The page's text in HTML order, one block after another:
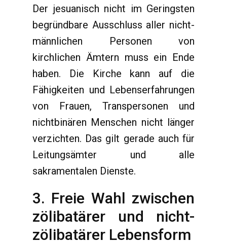
Der jesuanisch nicht im Geringsten
begründbare Ausschluss aller nicht-
männlichen Personen von
kirchlichen Ämtern muss ein Ende
haben. Die Kirche kann auf die
Fähigkeiten und Lebenserfahrungen
von Frauen, Transpersonen und
nichtbinären Menschen nicht länger
verzichten. Das gilt gerade auch für
Leitungsämter und alle
sakramentalen Dienste.
3. Freie Wahl zwischen
zölibatärer und nicht-
zölibatärer Lebensform